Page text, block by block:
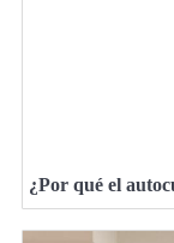
¿Por qué el